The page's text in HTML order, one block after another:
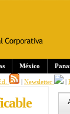
México
| Newsletter |